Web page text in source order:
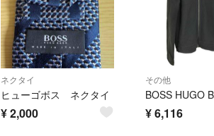
ネクタイ
ヒューゴボス ネクタイ
¥2,000
その他
¥6,116